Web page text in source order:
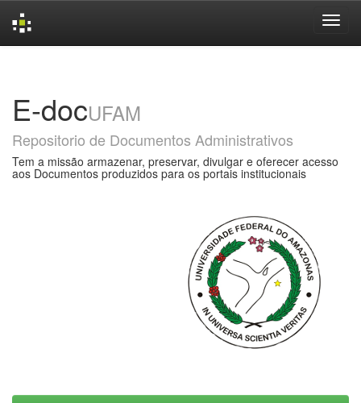
E-docUFAM
Repositorio de Documentos Administrativos
Tem a missão armazenar, preservar, divulgar e oferecer acesso
aos Documentos produzidos para os portais institucionais